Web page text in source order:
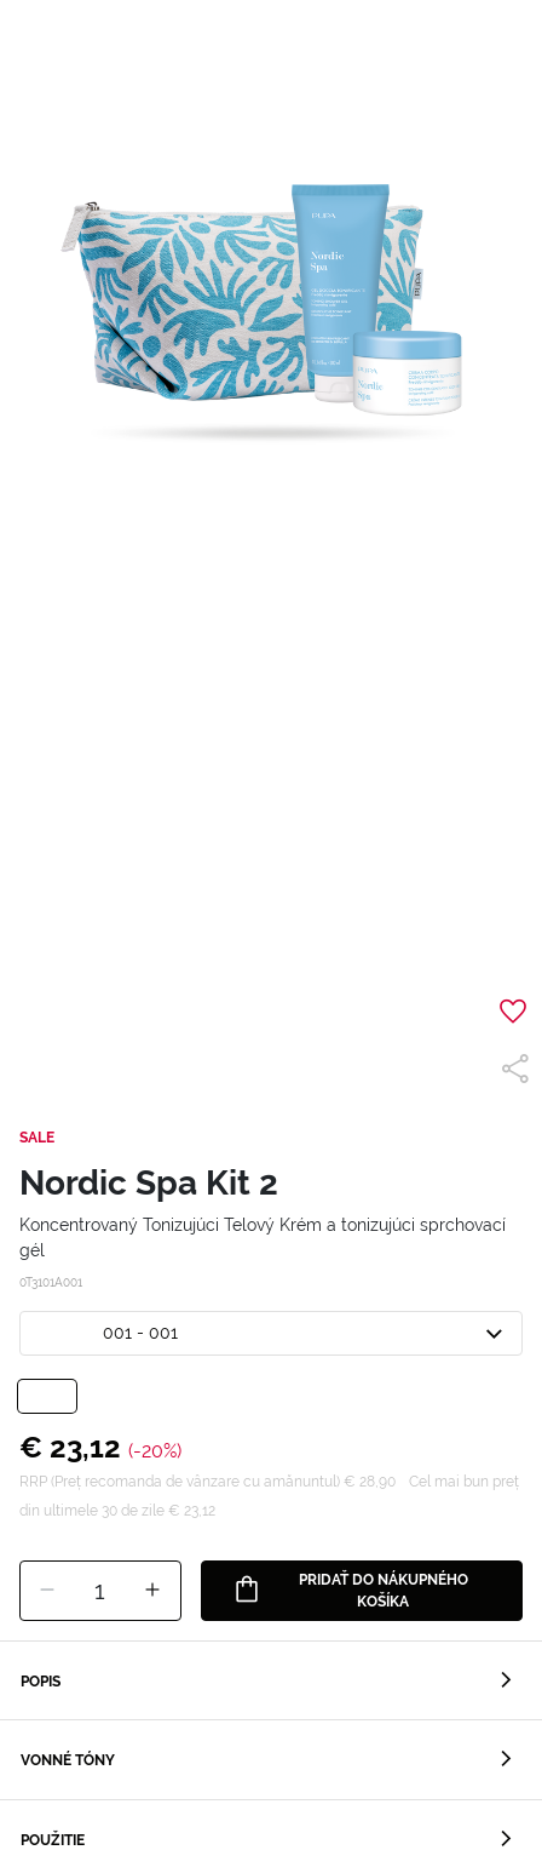
SALE
Nordic Spa Kit 2
Koncentrovaný Tonizujúci Telový Krém a tonizujúci sprchovací
gél
0T3101A001
001 - 001
€ 23,12 (-20%)
RRP (Preț recomanda de vânzare cu amănuntul) € 28,90
Cel mai bun preț
din ultimele 30 de zile € 23,12
1
PRIDAŤ DO NÁKUPNÉHO
KOŠÍKA
POPIS
VONNÉ TÓNY
POUŽITIE